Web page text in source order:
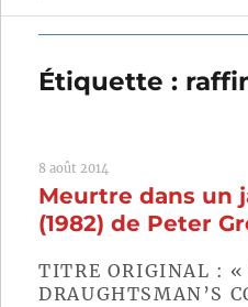
:
Étiquette :
8 août 2014
Meurtre dans un
(1982) de Peter
TITRE ORIGINAL : «
DRAUGHTSMAN’S